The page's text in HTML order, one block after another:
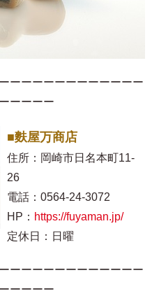
ーーーーーーーーーーーー
ーーーー
■麩屋万商店
住所：岡崎市日名本町11-
26
電話：0564-24-3072
HP： https://fuyaman.jp/
定休日：日曜
ーーーーーーーーーーーー
ーーーー